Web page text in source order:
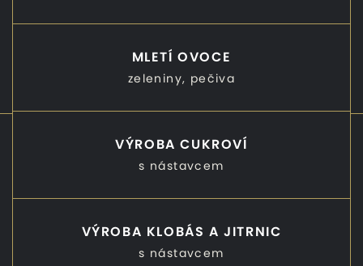
MLETÍ OVOCE
zeleniny, pečiva
VÝROBA CUKROVÍ
s nástavcem
VÝROBA KLOBÁS A JITRNIC
s nástavcem